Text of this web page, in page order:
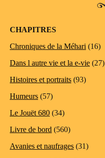
CHAPITRES
Chroniques de la Méhari (16)
Dans l autre vie et la e-vie (27)
Histoires et portraits (93)
Humeurs (57)
Le Jouët 680 (34)
Livre de bord (560)
Avanies et naufrages (31)